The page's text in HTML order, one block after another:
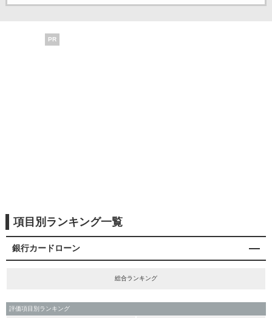
PR
項目別ランキング一覧
銀行カードローン
総合ランキング
評価項目別ランキング